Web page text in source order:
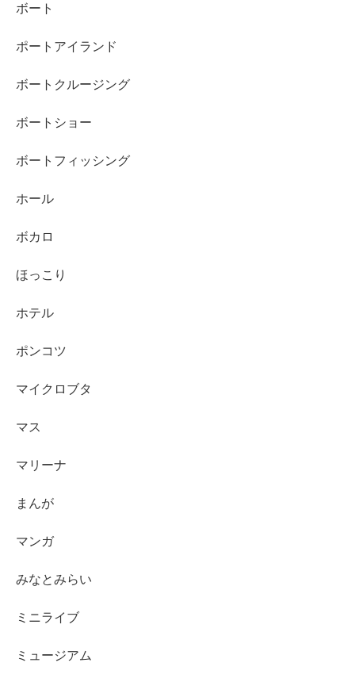
ボート
ポートアイランド
ボートクルージング
ボートショー
ボートフィッシング
ホール
ボカロ
ほっこり
ホテル
ポンコツ
マイクロブタ
マス
マリーナ
まんが
マンガ
みなとみらい
ミニライブ
ミュージアム